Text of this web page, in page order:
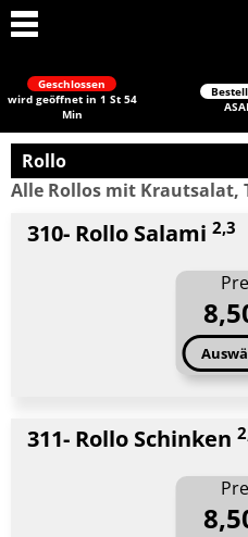
Geschlossen
wird geöffnet in 1 St 54
Min
Rollo
Alle Rollos mit Krautsalat,
310- Rollo Salami 2,3
311- Rollo Schinken